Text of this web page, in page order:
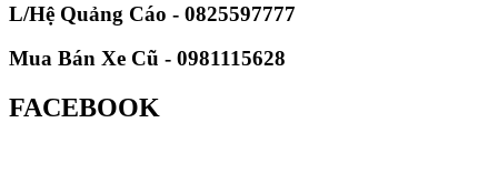
L/Hệ Quảng Cáo - 0825597777
Mua Bán Xe Cũ - 0981115628
FACEBOOK